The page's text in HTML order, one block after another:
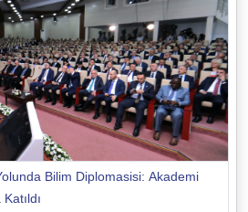
Bilim Diplomasisi: Akademi